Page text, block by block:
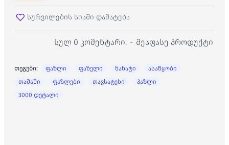
სულ 0 კომენტარი. - შეაფასე პროდუქტი
სურვილების სიაში დამატება
თეგები: ფაზლი ფაზელი ნახატი
ასაწყობი
თამაში
ფაზლები თავსატეხი
პაზლი
3000 დეტალი